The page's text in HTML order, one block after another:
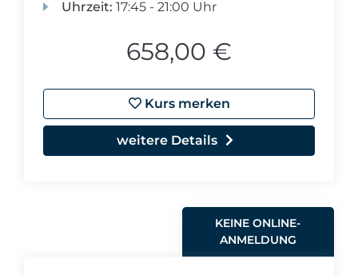
Uhrzeit: 17:45 - 21:00 Uhr
658,00 €
Kurs merken
weitere Details
KEINE ONLINE-
ANMELDUNG